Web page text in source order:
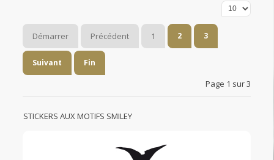
Démarrer Précédent 1 2 3
Suivant Fin
Page 1 sur 3
STICKERS AUX MOTIFS SMILEY